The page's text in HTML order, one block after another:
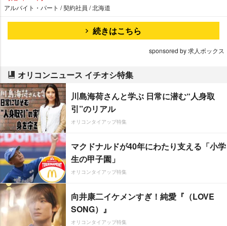
アルバイト・パート / 契約社員 / 北海道
続きはこちら
sponsored by 求人ボックス
オリコンニュース イチオシ特集
川島海荷さんと学ぶ 日常に潜む“人身取
引”のリアル
オリコンタイアップ特集
マクドナルドが40年にわたり支える「小学
生の甲子園」
オリコンタイアップ特集
向井康二イケメンすぎ！純愛『（LOVE
SONG）』
オリコンタイアップ特集